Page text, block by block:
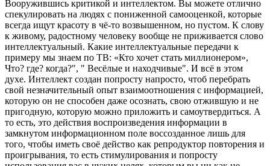
Вооружившись критикой и интеллектом. Вы можете отлично
спекулировать на людях с пониженной самооценкой, которые
всегда ищут красоту в чё-то возвышенном, но пустом. К слову
к живому, радостному человеку вообще не приживается слово
интеллектуальный. Какие интеллектуальные передачи к
примеру мы знаем по ТВ: «Кто хочет стать миллионером»,
Что? где? когда?", " Весёлые и находчивые". И всё в этом
духе. Интеллект создан попросту напросто, чтоб перебрать
свой незначительный опыт взаимоотношения с информацией,
которую он не способен даже осознать, свою отжившую и не
пригодную, которую можно приложить и самоутвердиться. А
то есть, это действия воспроизведения информации в
замкнутом информационном поле воссозданное лишь для
того, чтобы иметь своё действо как репродуктор повторения и
проигрывания, то есть стимулирования и попросту